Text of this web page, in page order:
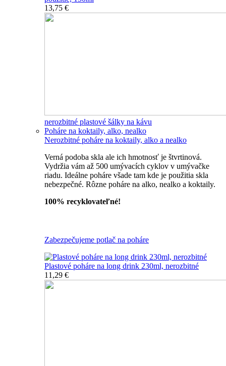
13,75 €
nerozbitné plastové šálky na kávu
Poháre na koktaily, alko, nealko
Nerozbitné poháre na koktaily, alko a nealko
Verná podoba skla ale ich hmotnosť je štvrtinová.
Vydržia vám až 500 umývacích cyklov v umývačke
riadu. Ideálne poháre všade tam kde je použitia skla
nebezpečné. Rôzne poháre na alko, nealko a koktaily.
100% recyklovateľné!
Zabezpečujeme potlač na poháre
Plastové poháre na long drink 230ml, nerozbitné
11,29 €